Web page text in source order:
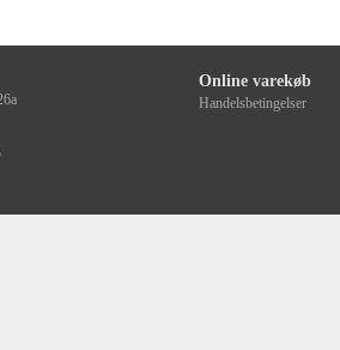
Online varekøb
Handelsbetingelser